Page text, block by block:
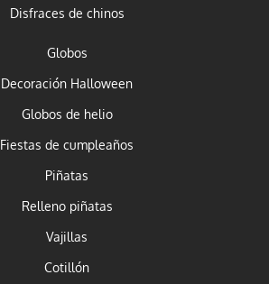
Disfraces de chinos
Globos
Decoración Halloween
Globos de helio
Fiestas de cumpleaños
Piñatas
Relleno piñatas
Vajillas
Cotillón